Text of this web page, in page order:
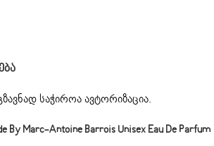
By Marc-Antoine Barrois Unisex Eau De Parfum
საჭიროაავტორიზაცია.